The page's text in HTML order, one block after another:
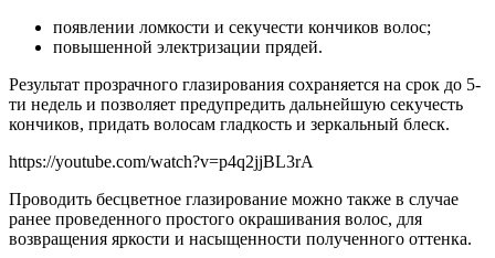
появлении ломкости и секучести кончиков волос;
повышенной электризации прядей.
Результат прозрачного глазирования сохраняется на срок до 5-
ти недель и позволяет предупредить дальнейшую секучесть
кончиков, придать волосам гладкость и зеркальный блеск.
https://youtube.com/watch?v=p4q2jjBL3rA
Проводить бесцветное глазирование можно также в случае
ранее проведенного простого окрашивания волос, для
возвращения яркости и насыщенности полученного оттенка.